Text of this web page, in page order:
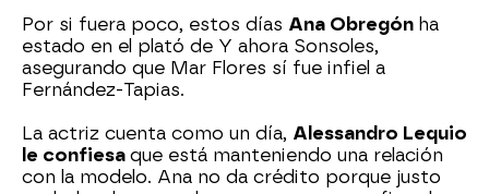
Por si fuera poco, estos días Ana Obregón ha
estado en el plató de Y ahora Sonsoles,
asegurando que Mar Flores sí fue infiel a
Fernández-Tapias.
La actriz cuenta como un día, Alessandro Lequio
le confiesa que está manteniendo una relación
con la modelo. Ana no da crédito porque justo